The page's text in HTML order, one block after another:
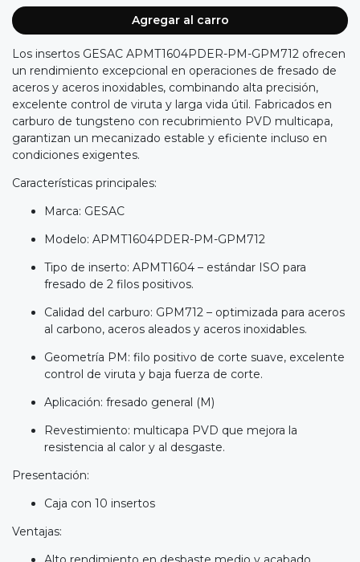
Agregar al carro
Los insertos GESAC APMT1604PDER-PM-GPM712 ofrecen
un rendimiento excepcional en operaciones de fresado de
aceros y aceros inoxidables, combinando alta precisión,
excelente control de viruta y larga vida útil. Fabricados en
carburo de tungsteno con recubrimiento PVD multicapa,
garantizan un mecanizado estable y eficiente incluso en
condiciones exigentes.
Características principales:
Marca: GESAC
Modelo: APMT1604PDER-PM-GPM712
Tipo de inserto: APMT1604 – estándar ISO para
fresado de 2 filos positivos.
Calidad del carburo: GPM712 – optimizada para aceros
al carbono, aceros aleados y aceros inoxidables.
Geometría PM: filo positivo de corte suave, excelente
control de viruta y baja fuerza de corte.
Aplicación: fresado general (M)
Revestimiento: multicapa PVD que mejora la
resistencia al calor y al desgaste.
Presentación:
Caja con 10 insertos
Ventajas: